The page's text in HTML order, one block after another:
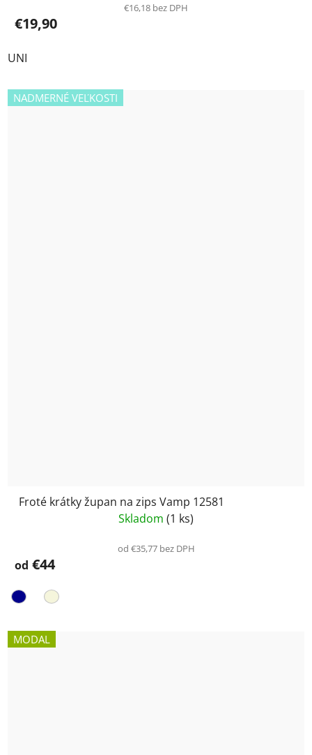
€16,18 bez DPH
€19,90
UNI
NADMERNÉ VEĽKOSTI
Froté krátky župan na zips Vamp 12581
Skladom (1 ks)
od €35,77 bez DPH
od €44
MODAL